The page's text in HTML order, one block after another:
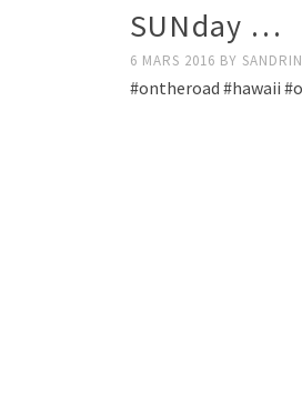
SUNday …
6 MARS 2016 BY
#ontheroad #hawaii